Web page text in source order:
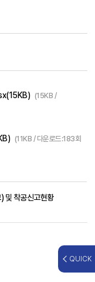
(15KB /
(11KB / 다운로드:183회
및 착공신고현황
QUICK